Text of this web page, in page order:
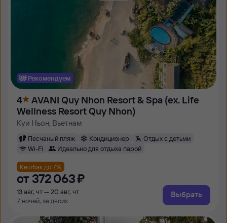
Рекомендуем
4
AVANI Quy Nhon Resort & Spa (ex. Life
Wellness Resort Quy Nhon)
Куи Ньон, Вьетнам
Песчаный пляж Кондиционер
Отдых с детьми
Wi-Fi
Идеально для отдыха парой
Кешбэк до 7%
от 372 ⁠063 ⁠₽
13 авг, чт — 20 авг, чт
7 ночей, за двоих
Выбрать